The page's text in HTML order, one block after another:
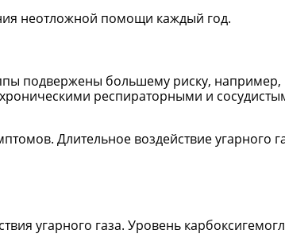
неотложной помощи каждый год.
подвержены большему риску, например,
респираторными и
Длительное воздействие угарного
угарного газа. Уровень